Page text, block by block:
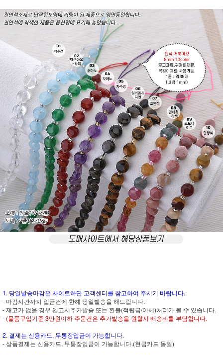
1. 당일발송마감은 사이트하단 고객센터를 참고하여 주시기 바랍니다.
- 마감시간까지 입금건에 한해 당일발송을 해드립니다.
- 재고가 없을 경우 입고시추가발송 또는 환불(적립금/이체)처리가 될 수 있습니다.
- (물품구입기준 3만원이하 주문건은 추가발송을 원할시 배송비를 부담합니다.
2. 결제는 신용카드, 무통장입금이 가능합니다.
- 상품결제는 신용카드, 무통장입금이 가능합니다.(현금카드 동일)